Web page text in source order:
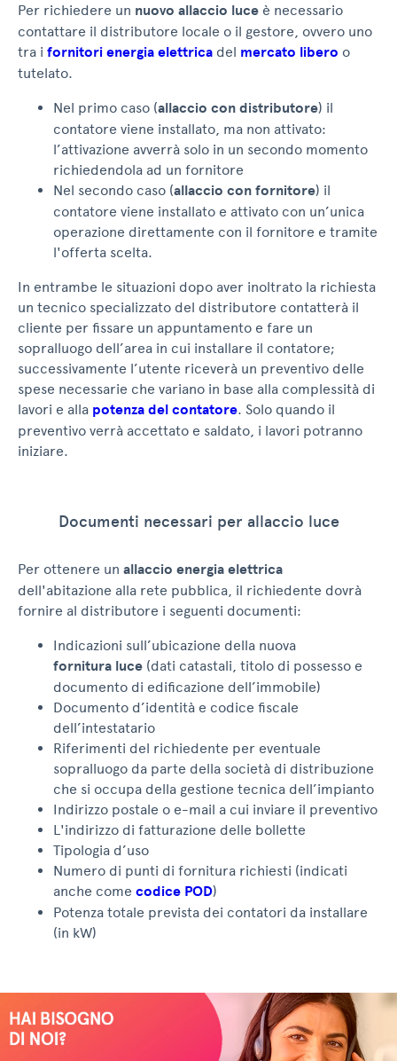
Per richiedere un nuovo allaccio luce è necessario
contattare il distributore locale o il gestore, ovvero uno
tra i fornitori energia elettrica del mercato libero o
tutelato.
Nel primo caso (allaccio con distributore) il
contatore viene installato, ma non attivato:
l’attivazione avverrà solo in un secondo momento
richiedendola ad un fornitore
Nel secondo caso (allaccio con fornitore) il
contatore viene installato e attivato con un’unica
operazione direttamente con il fornitore e tramite
l'offerta scelta.
In entrambe le situazioni dopo aver inoltrato la richiesta
un tecnico specializzato del distributore contatterà il
cliente per fissare un appuntamento e fare un
sopralluogo dell’area in cui installare il contatore;
successivamente l’utente riceverà un preventivo delle
spese necessarie che variano in base alla complessità di
lavori e alla potenza del contatore. Solo quando il
preventivo verrà accettato e saldato, i lavori potranno
iniziare.
Documenti necessari per allaccio luce
Per ottenere un allaccio energia elettrica
dell'abitazione alla rete pubblica, il richiedente dovrà
fornire al distributore i seguenti documenti:
Indicazioni sull’ubicazione della nuova
fornitura luce (dati catastali, titolo di possesso e
documento di edificazione dell’immobile)
Documento d’identità e codice fiscale
dell’intestatario
Riferimenti del richiedente per eventuale
sopralluogo da parte della società di distribuzione
che si occupa della gestione tecnica dell’impianto
Indirizzo postale o e-mail a cui inviare il preventivo
L'indirizzo di fatturazione delle bollette
Tipologia d’uso
Numero di punti di fornitura richiesti (indicati
anche come codice POD)
Potenza totale prevista dei contatori da installare
(in kW)